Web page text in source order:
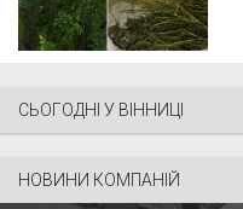
СЬОГОДНІ У ВІННИЦІ
НОВИНИ КОМПАНІЙ